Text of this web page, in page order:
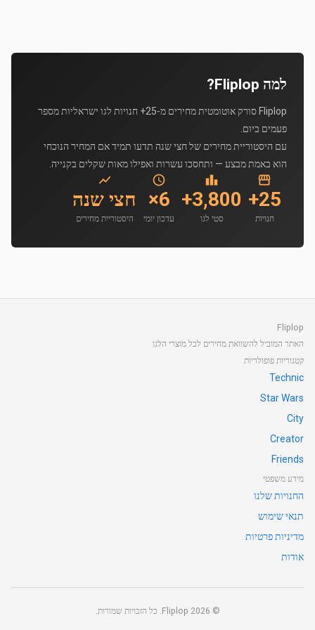
למה Fliplop?
Fliplop סורק אוטומטית מחירים מ-25+ חנויות לגו ישראליות מספר
פעמים ביום.
עם היסטוריית מחירים של חצי שנה תדעו תמיד אם המחיר הנוכחי
הוא באמת מבצע — ותחסכו עשרות ואפילו מאות שקלים בקנייה.
25+
חנויות
3,800+
סטי לגו
6×
עדכון יומי
חצי שנה
היסטוריית מחירים
Fliplop
האתר המוביל להשוואת מחירים לכל מוצרי הלגו
קטגוריות פופולריות
Technic
Star Wars
City
Creator
Friends
מידע משפטי
החנויות שלנו
תנאי שימוש
מדיניות פרטיות
אודות
©
2026